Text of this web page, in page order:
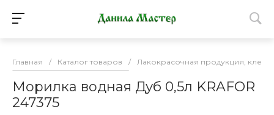
Главная / Каталог товаров / Лакокрасочная продукция, клей
Морилка водная Дуб 0,5л KRAFOR
247375